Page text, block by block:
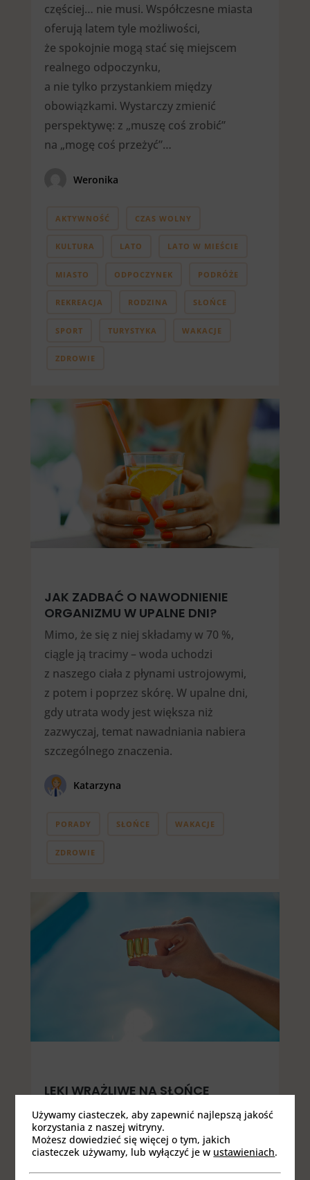
częściej… nie musi. Współczesne miasta
oferują latem tyle możliwości,
że spokojnie mogą stać się miejscem
realnego odpoczynku,
a nie tylko przystankiem między
obowiązkami. Wystarczy zmienić
perspektywę: z „muszę coś zrobić”
na „mogę coś przeżyć”…
Weronika
AKTYWNOŚĆ CZAS WOLNY
KULTURA LATO LATO W MIEŚCIE
MIASTO ODPOCZYNEK PODRÓŻE
REKREACJA RODZINA SŁOŃCE
SPORT TURYSTYKA WAKACJE
ZDROWIE
JAK ZADBAĆ O NAWODNIENIE
ORGANIZMU W UPALNE DNI?
Mimo, że się z niej składamy w 70 %,
ciągle ją tracimy – woda uchodzi
z naszego ciała z płynami ustrojowymi,
z potem i poprzez skórę. W upalne dni,
gdy utrata wody jest większa niż
zazwyczaj, temat nawadniania nabiera
szczególnego znaczenia.
Katarzyna
PORADY SŁOŃCE WAKACJE
ZDROWIE
LEKI WRAŻLIWE NA SŁOŃCE
Latem wszystko to, co uzdrawia,
zapobiega dolegliwościom lub pielęgnuje,
w zetknięciu ze światłem słonecznym
może okazać się przyczyną uczuleń,
Używamy ciasteczek, aby zapewnić najlepszą jakość
korzystania z naszej witryny.
Możesz dowiedzieć się więcej o tym, jakich
ciasteczek używamy, lub wyłączyć je w ustawieniach.